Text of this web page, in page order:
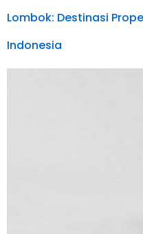
Lombok: Destinasi
Indonesia